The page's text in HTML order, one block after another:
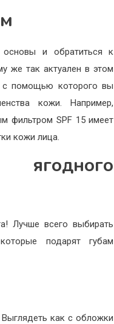
основы и обратиться к
же так актуален в этом
с помощью которого вы
кожи. Например,
фильтром SPF 15 имеет
кожи лица.
ягодного
Лучше всего выбирать
подарят губам
как с обложки